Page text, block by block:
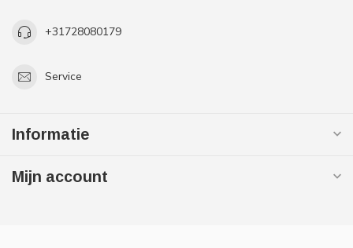
+31728080179
Service
Informatie
Mijn account